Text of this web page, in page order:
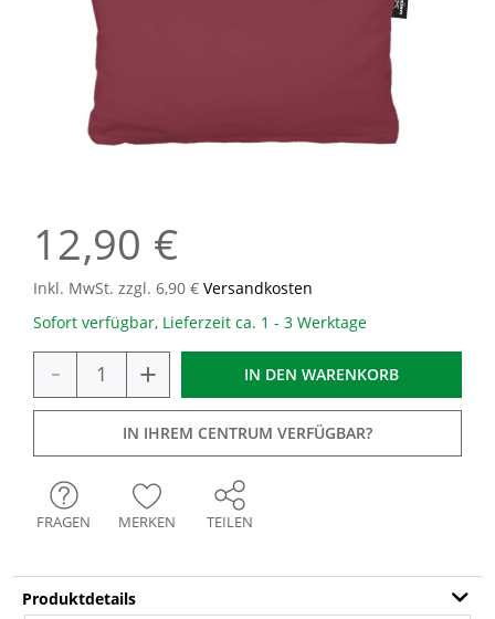
12,90 €
Inkl. MwSt. zzgl. 6,90 € Versandkosten
Sofort verfügbar, Lieferzeit ca. 1 - 3 Werktage
- + IN DEN WARENKORB
IN IHREM CENTRUM VERFÜGBAR?
FRAGEN MERKEN TEILEN
Produktdetails